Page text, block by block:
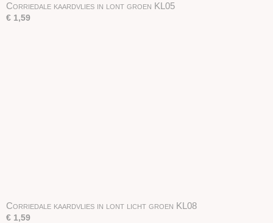
Corriedale kaardvlies in lont groen KL05
€ 1,59
Corriedale kaardvlies in lont licht groen KL08
€ 1,59